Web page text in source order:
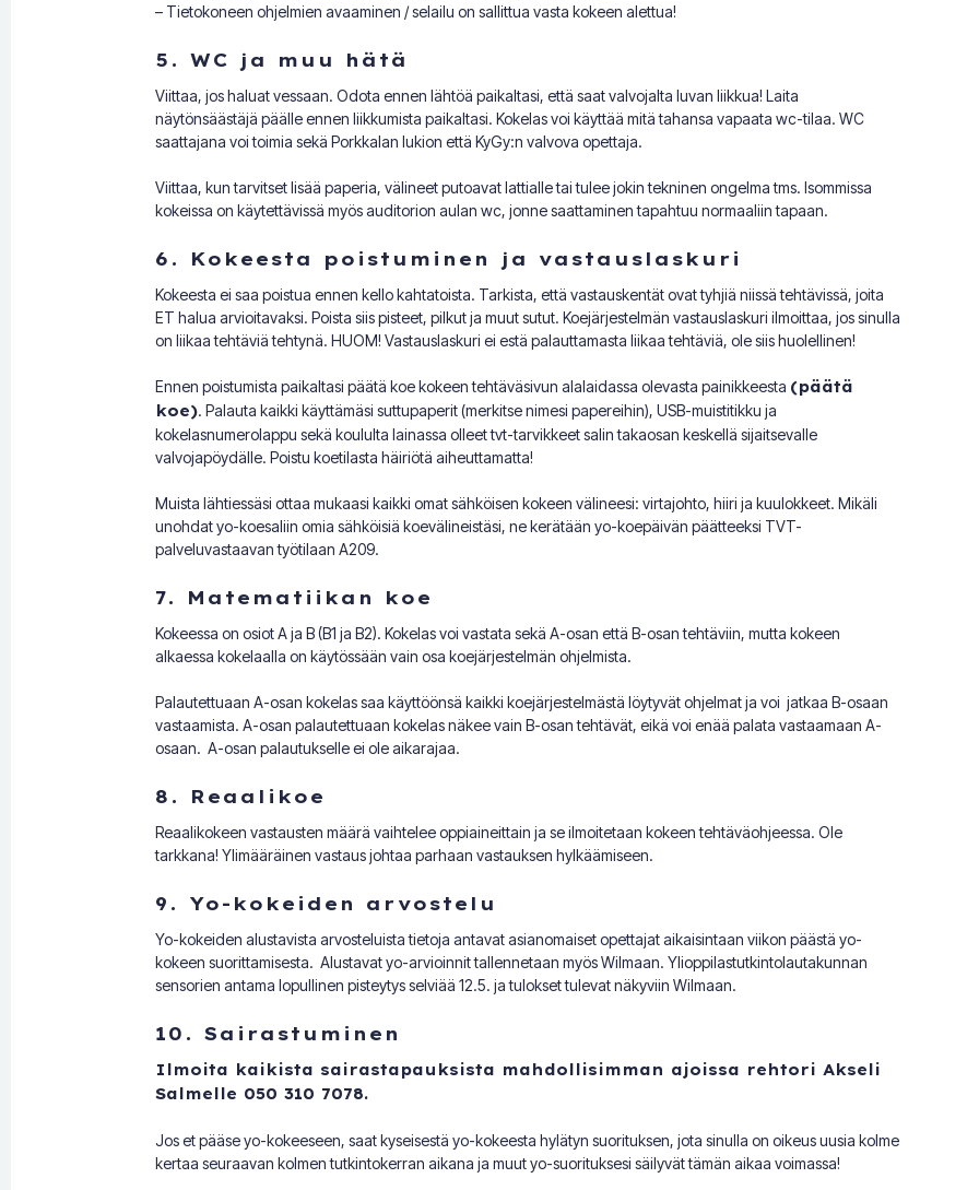
– Tietokoneen ohjelmien avaaminen / selailu on sallittua vasta kokeen alettua!
5. WC ja muu hätä
Viittaa, jos haluat vessaan. Odota ennen lähtöä paikaltasi, että saat valvojalta luvan liikkua! Laita
näytönsäästäjä päälle ennen liikkumista paikaltasi. Kokelas voi käyttää mitä tahansa vapaata wc-tilaa. WC
saattajana voi toimia sekä Porkkalan lukion että KyGy:n valvova opettaja.
Viittaa, kun tarvitset lisää paperia, välineet putoavat lattialle tai tulee jokin tekninen ongelma tms. Isommissa
kokeissa on käytettävissä myös auditorion aulan wc, jonne saattaminen tapahtuu normaaliin tapaan.
6. Kokeesta poistuminen ja vastauslaskuri
Kokeesta ei saa poistua ennen kello kahtatoista. Tarkista, että vastauskentät ovat tyhjiä niissä tehtävissä, joita
ET halua arvioitavaksi. Poista siis pisteet, pilkut ja muut sutut. Koejärjestelmän vastauslaskuri ilmoittaa, jos sinulla
on liikaa tehtäviä tehtynä. HUOM! Vastauslaskuri ei estä palauttamasta liikaa tehtäviä, ole siis huolellinen!
Ennen poistumista paikaltasi päätä koe kokeen tehtäväsivun alalaidassa olevasta painikkeesta (päätä
koe). Palauta kaikki käyttämäsi suttupaperit (merkitse nimesi papereihin), USB-muistitikku ja
kokelasnumerolappu sekä koululta lainassa olleet tvt-tarvikkeet salin takaosan keskellä sijaitsevalle
valvojapöydälle. Poistu koetilasta häiriötä aiheuttamatta!
Muista lähtiessäsi ottaa mukaasi kaikki omat sähköisen kokeen välineesi: virtajohto, hiiri ja kuulokkeet. Mikäli
unohdat yo-koesaliin omia sähköisiä koevälineistäsi, ne kerätään yo-koepäivän päätteeksi TVT-
palveluvastaavan työtilaan A209.
7. Matematiikan koe
Kokeessa on osiot A ja B (B1 ja B2). Kokelas voi vastata sekä A-osan että B-osan tehtäviin, mutta kokeen
alkaessa kokelaalla on käytössään vain osa koejärjestelmän ohjelmista.
Palautettuaan A-osan kokelas saa käyttöönsä kaikki koejärjestelmästä löytyvät ohjelmat ja voi jatkaa B-osaan
vastaamista. A-osan palautettuaan kokelas näkee vain B-osan tehtävät, eikä voi enää palata vastaamaan A-
osaan. A-osan palautukselle ei ole aikarajaa.
8. Reaalikoe
Reaalikokeen vastausten määrä vaihtelee oppiaineittain ja se ilmoitetaan kokeen tehtäväohjeessa. Ole
tarkkana! Ylimääräinen vastaus johtaa parhaan vastauksen hylkäämiseen.
9. Yo-kokeiden arvostelu
Yo-kokeiden alustavista arvosteluista tietoja antavat asianomaiset opettajat aikaisintaan viikon päästä yo-
kokeen suorittamisesta. Alustavat yo-arvioinnit tallennetaan myös Wilmaan. Ylioppilastutkintolautakunnan
sensorien antama lopullinen pisteytys selviää 12.5. ja tulokset tulevat näkyviin Wilmaan.
10. Sairastuminen
Ilmoita kaikista sairastapauksista mahdollisimman ajoissa rehtori Akseli
Salmelle 050 310 7078.
Jos et pääse yo-kokeeseen, saat kyseisestä yo-kokeesta hylätyn suorituksen, jota sinulla on oikeus uusia kolme
kertaa seuraavan kolmen tutkintokerran aikana ja muut yo-suorituksesi säilyvät tämän aikaa voimassa!